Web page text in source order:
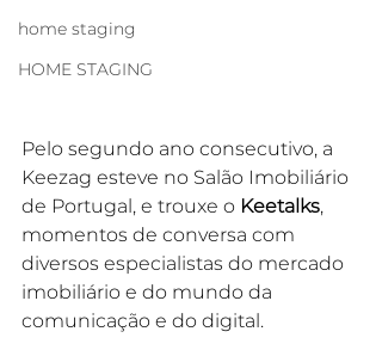
home staging
HOME STAGING
Pelo segundo ano consecutivo, a
Keezag esteve no Salão Imobiliário
de Portugal, e trouxe o Keetalks,
momentos de conversa com
diversos especialistas do mercado
imobiliário e do mundo da
comunicação e do digital.